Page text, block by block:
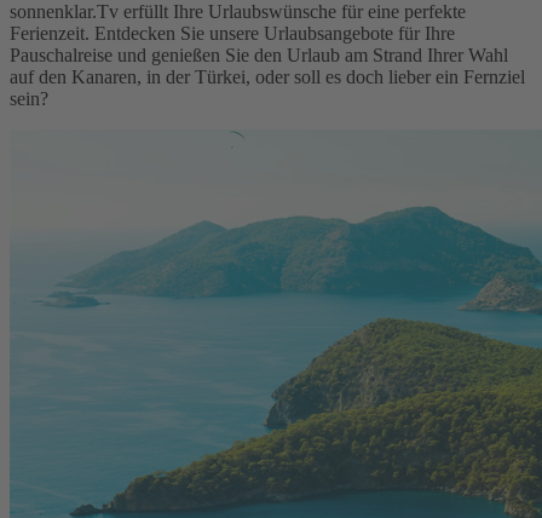
sonnenklar.Tv erfüllt Ihre Urlaubswünsche für eine perfekte
Ferienzeit. Entdecken Sie unsere Urlaubsangebote für Ihre
Pauschalreise und genießen Sie den Urlaub am Strand Ihrer Wahl
auf den Kanaren, in der Türkei, oder soll es doch lieber ein Fernziel
sein?